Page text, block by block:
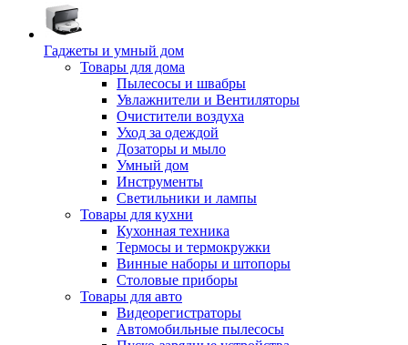
Гаджеты и умный дом
Товары для дома
Пылесосы и швабры
Увлажнители и Вентиляторы
Очистители воздуха
Уход за одеждой
Дозаторы и мыло
Умный дом
Инструменты
Светильники и лампы
Товары для кухни
Кухонная техника
Термосы и термокружки
Винные наборы и штопоры
Столовые приборы
Товары для авто
Видеорегистраторы
Автомобильные пылесосы